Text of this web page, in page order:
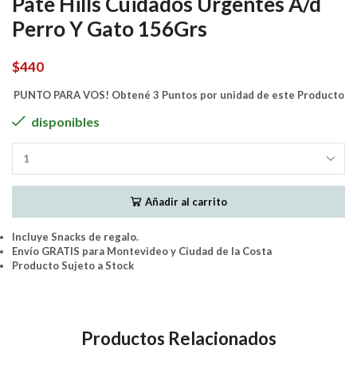
Perro Y Gato 156Grs
$440
PUNTO PARA VOS! Obtené 3 Puntos por unidad de este Producto
disponibles
Urgentes
Y
Añadir al carrito
Incluye Snacks de regalo.
Envío GRATIS para Montevideo y Ciudad de la Costa
Producto Sujeto a Stock
Productos Relacionados